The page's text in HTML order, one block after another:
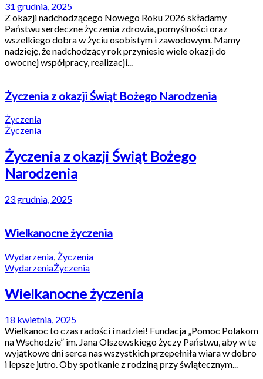
31 grudnia, 2025
Z okazji nadchodzącego Nowego Roku 2026 składamy
Państwu serdeczne życzenia zdrowia, pomyślności oraz
wszelkiego dobra w życiu osobistym i zawodowym. Mamy
nadzieję, że nadchodzący rok przyniesie wiele okazji do
owocnej współpracy, realizacji...
Życzenia z okazji Świąt Bożego Narodzenia
Życzenia
Życzenia
Życzenia z okazji Świąt Bożego
Narodzenia
23 grudnia, 2025
Wielkanocne życzenia
Wydarzenia Życzenia
WydarzeniaŻyczenia
Wielkanocne życzenia
18 kwietnia, 2025
Wielkanoc to czas radości i nadziei! Fundacja „Pomoc Polakom
na Wschodzie” im. Jana Olszewskiego życzy Państwu, aby w te
wyjątkowe dni serca nas wszystkich przepełniła wiara w dobro
i lepsze jutro. Oby spotkanie z rodziną przy świątecznym...